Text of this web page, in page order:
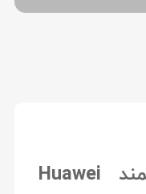
بررسی ساعت هوشمند Huawei